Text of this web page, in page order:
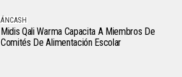
ÁNCASH
Midis Qali Warma Capacita A Miembros De
Comités De Alimentación Escolar